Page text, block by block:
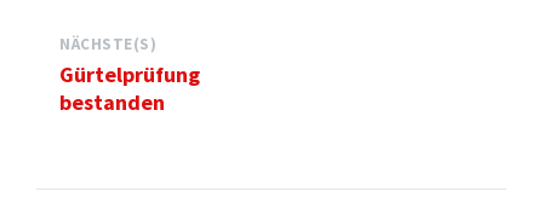
NÄCHSTE(S)
Gürtelprüfung
bestanden